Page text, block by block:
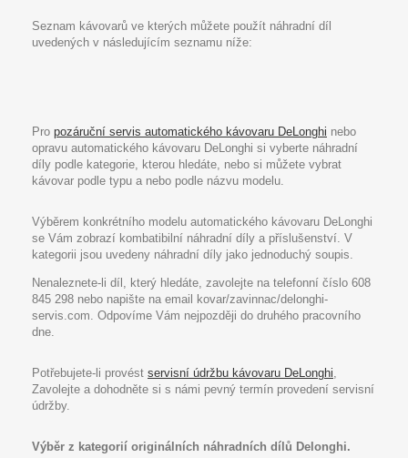
Seznam kávovarů ve kterých můžete použít náhradní díl
uvedených v následujícím seznamu níže:
Pro pozáruční servis automatického kávovaru DeLonghi nebo
opravu automatického kávovaru DeLonghi si vyberte náhradní
díly podle kategorie, kterou hledáte, nebo si můžete vybrat
kávovar podle typu a nebo podle názvu modelu.
Výběrem konkrétního modelu automatického kávovaru DeLonghi
se Vám zobrazí kombatibilní náhradní díly a příslušenství. V
kategorii jsou uvedeny náhradní díly jako jednoduchý soupis.
Nenaleznete-li díl, který hledáte, zavolejte na telefonní číslo 608
845 298 nebo napište na email kovar/zavinnac/delonghi-
servis.com. Odpovíme Vám nejpozději do druhého pracovního
dne.
Potřebujete-li provést servisní údržbu kávovaru DeLonghi,
Zavolejte a dohodněte si s námi pevný termín provedení servisní
údržby.
Výběr z kategorií originálních náhradních dílů Delonghi.